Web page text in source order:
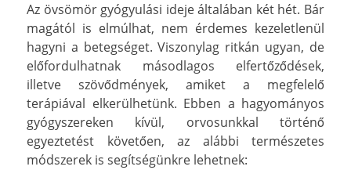
Az övsömör gyógyulási ideje általában két hét. Bár
magától is elmúlhat, nem érdemes kezeletlenül
hagyni a betegséget. Viszonylag ritkán ugyan, de
előfordulhatnak másodlagos elfertőződések,
illetve szövődmények, amiket a megfelelő
terápiával elkerülhetünk. Ebben a hagyományos
gyógyszereken kívül, orvosunkkal történő
egyeztetést követően, az alábbi természetes
módszerek is segítségünkre lehetnek: